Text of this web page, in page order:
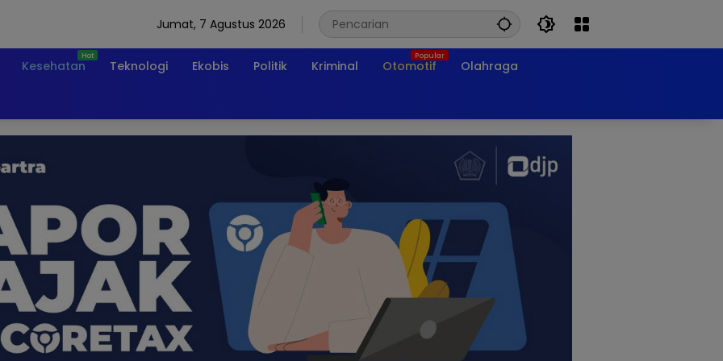
Jumat, 7 Agustus 2026
Kesehatan Teknologi Ekobis Politik Kriminal Otomotif Olahraga